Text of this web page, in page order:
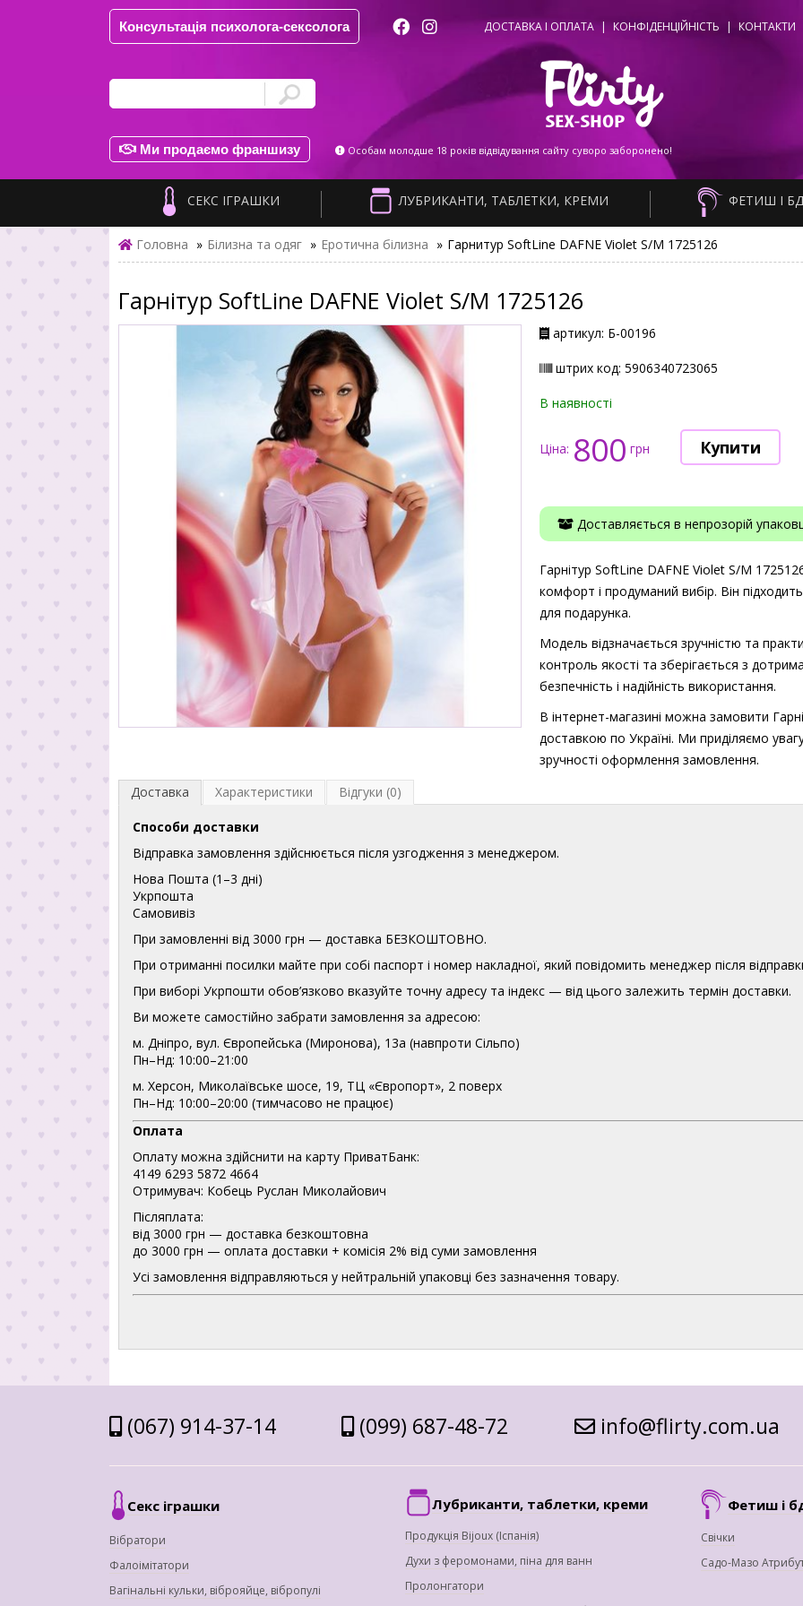
Консультація психолога-сексолога ДОСТАВКА І ОПЛАТА | КОНФІДЕНЦІЙНІСТЬ | КОНТАКТИ
Ми продаємо франшизу Особам молодше 18 років відвідування сайту суворо заборонено!
СЕКС ІГРАШКИ ЛУБРИКАНТИ, ТАБЛЕТКИ, КРЕМИ ФЕТИШ І
Головна » Білизна та одяг » Еротична білизна » Гарнитур SoftLine DAFNE Violet S/M 1725126
Гарнітур SoftLine DAFNE Violet S/M 1725126
артикул: Б-00196
штрих код: 5906340723065
В наявності
Ціна: 800 грн
Доставляється в непрозорій
Гарнітур SoftLine DAFNE Violet S/M
комфорт і продуманий вибір. Він
для подарунка.
Модель відзначається зручністю та
контроль якості та зберігається з
безпечність і надійність використання.
В інтернет-магазині можна замовити
доставкою по Україні. Ми приділяємо
зручності оформлення замовлення.
Доставка
Характеристики Відгуки (0)
Способи доставки
Відправка замовлення здійснюється після узгодження з менеджером.
Нова Пошта (1–3 дні)
Укрпошта
Самовивіз
При замовленні від 3000 грн — доставка БЕЗКОШТОВНО.
При отриманні посилки майте при собі паспорт і номер накладної, який повідомить менеджер після
При виборі Укрпошти обов’язково вказуйте точну адресу та індекс — від цього залежить термін доставки.
Ви можете самостійно забрати замовлення за адресою:
м. Дніпро, вул. Європейська (Миронова), 13а (навпроти Сільпо)
Пн–Нд: 10:00–21:00
м. Херсон, Миколаївське шосе, 19, ТЦ «Європорт», 2 поверх
Пн–Нд: 10:00–20:00 (тимчасово не працює)
Оплата
Оплату можна здійснити на карту ПриватБанк:
4149 6293 5872 4664
Отримувач: Кобець Руслан Миколайович
Післяплата:
від 3000 грн — доставка безкоштовна
до 3000 грн — оплата доставки + комісія 2% від суми замовлення
Усі замовлення відправляються у нейтральній упаковці без зазначення товару.
(067) 914-37-14 (099) 687-48-72 info@flirty.com.ua
Секс іграшки
Вібратори
Фалоімітатори
Вагінальні кульки, віброяйце, вібропулі
Лубриканти, таблетки, креми
Продукція Bijoux (Іспанія)
Духи з феромонами, піна для ванн
Пролонгатори
Фетиш і
Свічки
Садо-Мазо